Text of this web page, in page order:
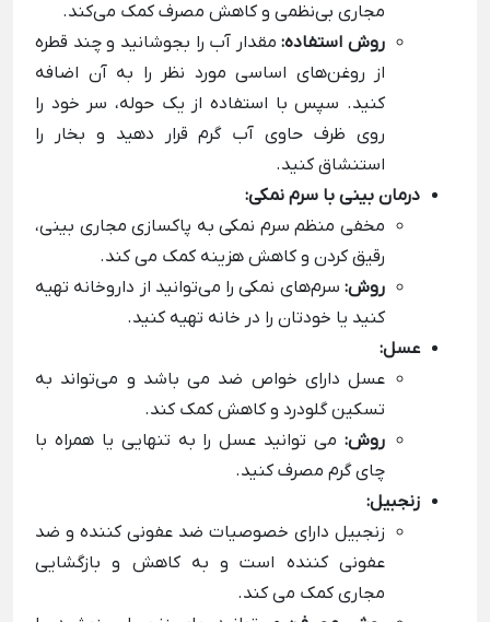
مجاری بی‌نظمی و کاهش مصرف کمک می‌کند.
روش استفاده: مقدار آب را بجوشانید و چند قطره
از روغن‌های اساسی مورد نظر را به آن اضافه
کنید. سپس با استفاده از یک حوله، سر خود را
روی ظرف حاوی آب گرم قرار دهید و بخار را
استنشاق کنید.
درمان بینی با سرم نمکی:
مخفی منظم سرم نمکی به پاکسازی مجاری بینی،
رقیق کردن و کاهش هزینه کمک می کند.
روش: سرم‌های نمکی را می‌توانید از داروخانه تهیه
کنید یا خودتان را در خانه تهیه کنید.
عسل:
عسل دارای خواص ضد می باشد و می‌تواند به
تسکین گلودرد و کاهش کمک کند.
روش: می توانید عسل را به تنهایی یا همراه با
چای گرم مصرف کنید.
زنجبیل:
زنجبیل دارای خصوصیات ضد عفونی کننده و ضد
عفونی کننده است و به کاهش و بازگشایی
مجاری کمک می کند.